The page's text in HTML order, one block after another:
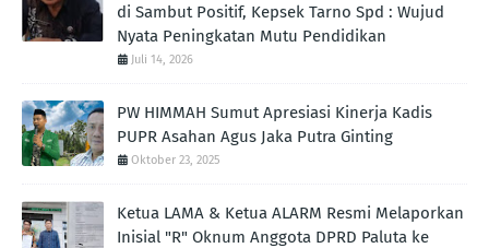
di Sambut Positif, Kepsek Tarno Spd : Wujud
Nyata Peningkatan Mutu Pendidikan
Juli 14, 2026
PW HIMMAH Sumut Apresiasi Kinerja Kadis
PUPR Asahan Agus Jaka Putra Ginting ‎
Oktober 23, 2025
Ketua LAMA & Ketua ALARM Resmi Melaporkan
Inisial "R" Oknum Anggota DPRD Paluta ke